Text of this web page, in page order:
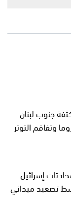
جنوب لبنان
وتفاقم التوتر
إسرائيل
تصعيد ميداني